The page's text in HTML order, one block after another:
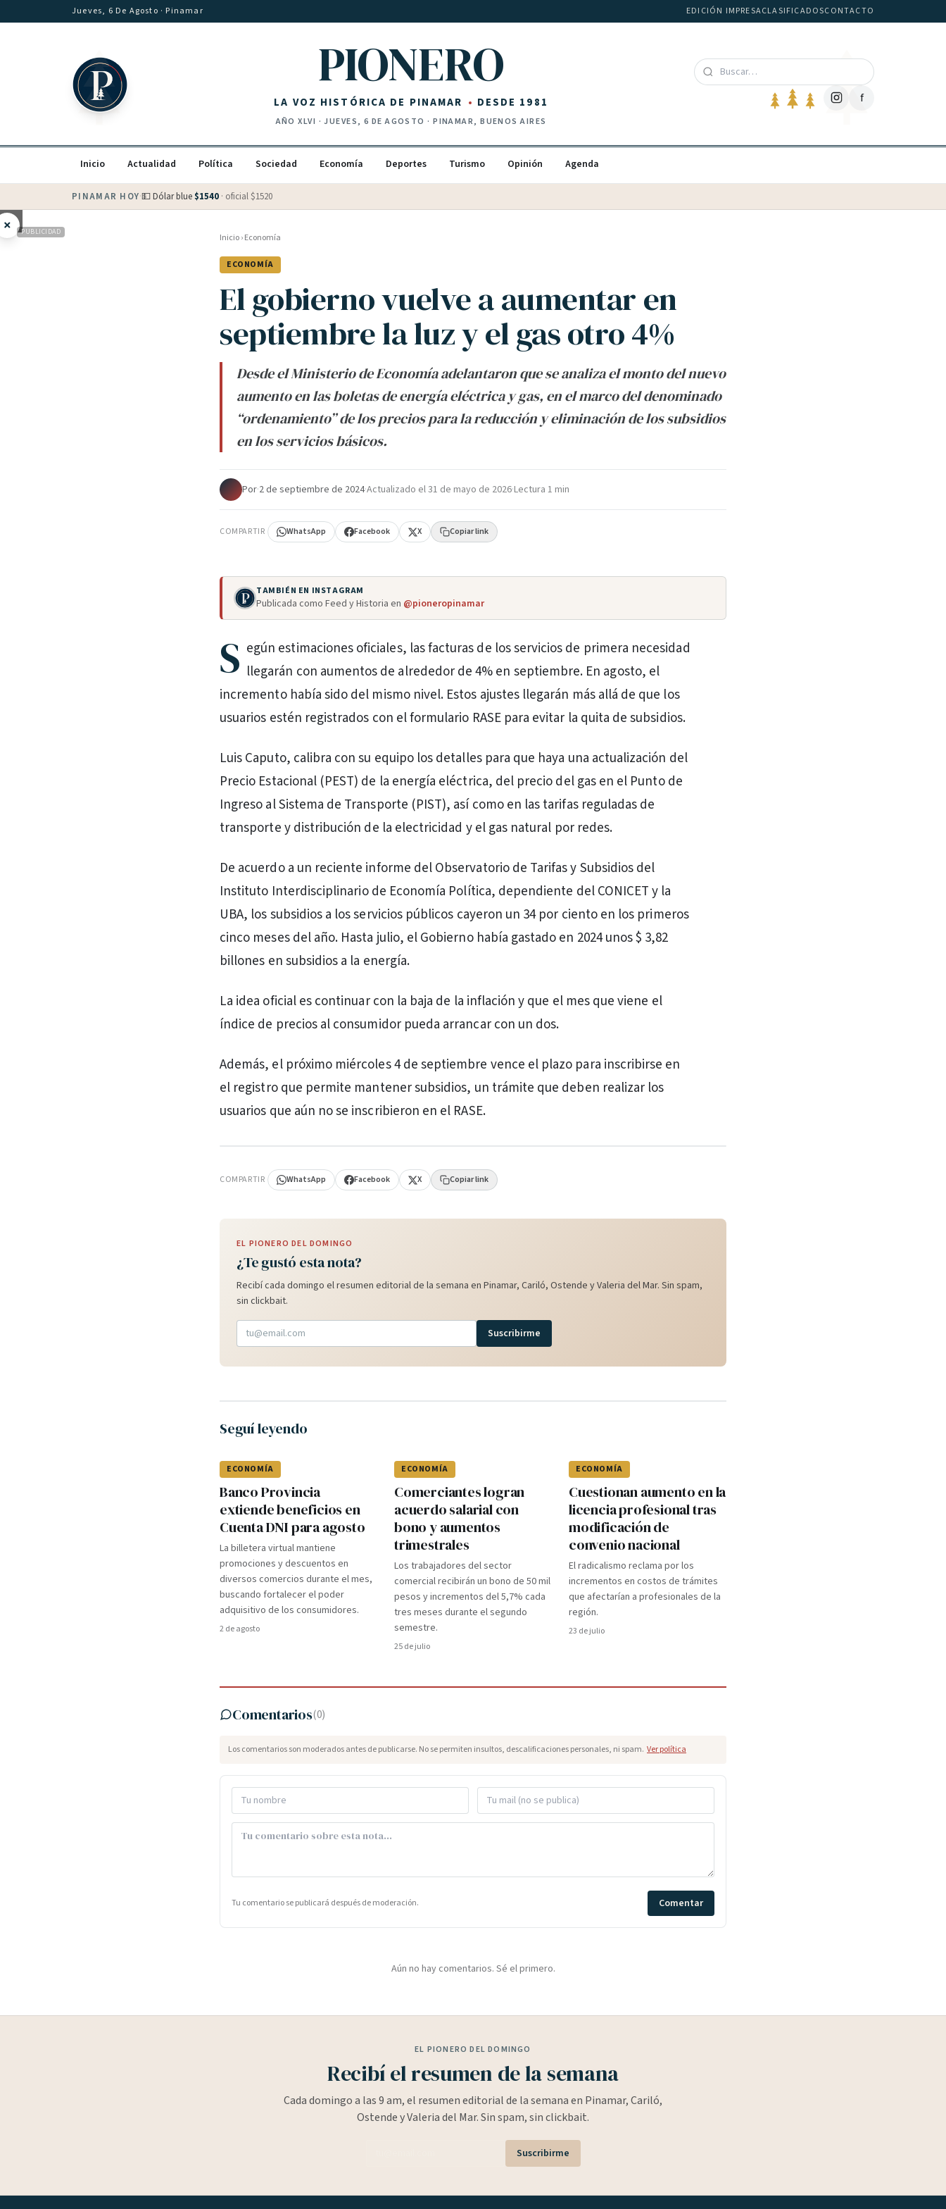
Saltar al contenidoJueves, 6 De Agosto · Pinamar EDICIÓN IMPRESACLASIFICADOSCONTACTO
PIONERO
LA VOZ HISTÓRICA DE PINAMAR DESDE 1981
AÑOXLVI ·JUEVES, 6 DE AGOSTO · PINAMAR, BUENOS AIRES
f
Inicio Actualidad Política Sociedad Economía Deportes Turismo Opinión Agenda
PINAMAR HOY·💵 Dólar blue $1540 · oficial $1520
× PUBLICIDAD Inicio›Economía
ECONOMÍA
El gobierno vuelve a aumentar en
septiembre la luz y el gas otro 4%
Desde el Ministerio de Economía adelantaron que se analiza el monto del nuevo
aumento en las boletas de energía eléctrica y gas, en el marco del denominado
“ordenamiento” de los precios para la reducción y eliminación de los subsidios
en los servicios básicos.
Por·2 de septiembre de 2024·Actualizado el31 de mayo de 2026·Lectura 1 min
COMPARTIR WhatsApp Facebook X Copiar link
TAMBIÉN EN INSTAGRAM
Publicada como Feed y Historia en @pioneropinamar
S egún estimaciones oficiales, las facturas de los servicios de primera necesidad
llegarán con aumentos de alrededor de 4% en septiembre. En agosto, el
incremento había sido del mismo nivel. Estos ajustes llegarán más allá de que los
usuarios estén registrados con el formulario RASE para evitar la quita de subsidios.
Luis Caputo, calibra con su equipo los detalles para que haya una actualización del
Precio Estacional (PEST) de la energía eléctrica, del precio del gas en el Punto de
Ingreso al Sistema de Transporte (PIST), así como en las tarifas reguladas de
transporte y distribución de la electricidad y el gas natural por redes.
De acuerdo a un reciente informe del Observatorio de Tarifas y Subsidios del
Instituto Interdisciplinario de Economía Política, dependiente del CONICET y la
UBA, los subsidios a los servicios públicos cayeron un 34 por ciento en los primeros
cinco meses del año. Hasta julio, el Gobierno había gastado en 2024 unos $ 3,82
billones en subsidios a la energía.
La idea oficial es continuar con la baja de la inflación y que el mes que viene el
índice de precios al consumidor pueda arrancar con un dos.
Además, el próximo miércoles 4 de septiembre vence el plazo para inscribirse en
el registro que permite mantener subsidios, un trámite que deben realizar los
usuarios que aún no se inscribieron en el RASE.
COMPARTIR WhatsApp Facebook X Copiar link
EL PIONERO DEL DOMINGO
¿Te gustó esta nota?
Recibí cada domingo el resumen editorial de la semana en Pinamar, Cariló, Ostende y Valeria del Mar. Sin spam,
sin clickbait.
Suscribirme
Seguí leyendo
ECONOMÍA
Banco Provincia
extiende beneficios en
Cuenta DNI para agosto
La billetera virtual mantiene
promociones y descuentos en
diversos comercios durante el mes,
buscando fortalecer el poder
adquisitivo de los consumidores.
2 de agosto
ECONOMÍA
Comerciantes logran
acuerdo salarial con
bono y aumentos
trimestrales
Los trabajadores del sector
comercial recibirán un bono de 50 mil
pesos y incrementos del 5,7% cada
tres meses durante el segundo
semestre.
25 de julio
ECONOMÍA
Cuestionan aumento en la
licencia profesional tras
modificación de
convenio nacional
El radicalismo reclama por los
incrementos en costos de trámites
que afectarían a profesionales de la
región.
23 de julio
Comentarios(0)
Los comentarios son moderados antes de publicarse. No se permiten insultos, descalificaciones personales, ni spam. Ver política
Tu comentario se publicará después de moderación. Comentar
Aún no hay comentarios. Sé el primero.
EL PIONERO DEL DOMINGO
Recibí el resumen de la semana
Cada domingo a las 9 am, el resumen editorial de la semana en Pinamar, Cariló,
Ostende y Valeria del Mar. Sin spam, sin clickbait.
Suscribirme